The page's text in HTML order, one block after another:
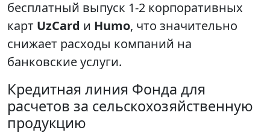
бесплатный выпуск 1-2 корпоративных
карт UzCard и Humo, что значительно
снижает расходы компаний на
банковские услуги.
Кредитная линия Фонда для
расчетов за сельскохозяйственную
продукцию